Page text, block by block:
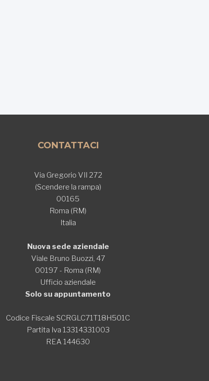
CONTATTACI
Via Gregorio VII 272
(Scendere la rampa)
00165
Roma (RM)
Italia
Nuova sede aziendale
Viale Bruno Buozzi, 47
00197 - Roma (RM)
Ufficio aziendale
Solo su appuntamento
Codice Fiscale SCRGLC71T18H501C
Partita Iva 13314331003
REA 144630